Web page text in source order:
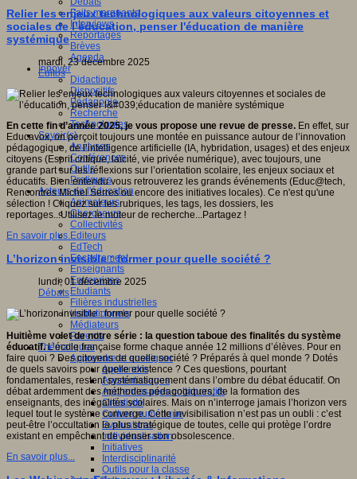
Faits marquants
Interviews
Reportages
Brèves
Agenda
Innover
Didactique
Dispositifs
Pédagogie
Recherche
Technologies
Savoir(s)
Analyses
Conférences
Outils
Pratiques
Acteurs de l'éducation
Animateurs
Chercheurs
Collectivités
Editeurs
EdTech
Encadrement
Enseignants
Entreprises
Etudiants
Filières industrielles
Institutionnels
Médiateurs
Parents
Thématiques
Apprendre et enseigner
Apprendre
Apprentissages
Apprentissages collaboratifs
Créativité
Culture numérique
Evaluations
Individualisation
Initiatives
Interdisciplinarité
Outils pour la classe
Relier les enjeux technologiques aux valeurs citoyennes et
sociales de l’éducation, penser l'éducation de manière
systémique
mardi, 23 décembre 2025
Editos
En cette fin d’année 2025, je vous propose une revue de presse. En effet, sur
Educavox, on perçoit toujours une montée en puissance autour de l’innovation
pédagogique, de l’intelligence artificielle (IA, hybridation, usages) et des enjeux
citoyens (Esprit critique, laïcité, vie privée numérique), avec toujours, une
grande part sur les réflexions sur l’orientation scolaire, les enjeux sociaux et
éducatifs. Bien entendu vous retrouverez les grands événements (Educ@tech,
Rencontres Michel Serres ou encore des initiatives locales). Ce n'est qu'une
sélection ! Cliquez sur les rubriques, les tags, les dossiers, les
reportages...Utilisez le moteur de recherche...Partagez !
En savoir plus...
L’horizon invisible : former pour quelle société ?
lundi, 01 décembre 2025
Débats
Huitième volet de notre série : la question taboue des finalités du système
éducatif.L’école française forme chaque année 12 millions d’élèves. Pour en
faire quoi ? Des citoyens de quelle société ? Préparés à quel monde ? Dotés
de quels savoirs pour quelle existence ? Ces questions, pourtant
fondamentales, restent systématiquement dans l’ombre du débat éducatif. On
débat ardemment des méthodes pédagogiques, de la formation des
enseignants, des inégalités scolaires. Mais on n’interroge jamais l’horizon vers
lequel tout le système converge. Cette invisibilisation n’est pas un oubli : c’est
peut-être l’occultation la plus stratégique de toutes, celle qui protège l’ordre
existant en empêchant de penser son obsolescence.
En savoir plus...